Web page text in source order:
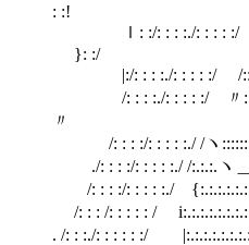
: :!
ｌ: :/: : : :./: : : : :/ ／
}: :/
|:/: : : :./: : : : :/ /
/: : : :./: : : : :/ 〃
〃
/: : : :/: : : : :./ /ヽ
./: : : :/: : : : :./ /:.:.:.ヽ
/: : : :/: : : : :./
/: : : /: : : : : /
. /: : :./: : : : : :/